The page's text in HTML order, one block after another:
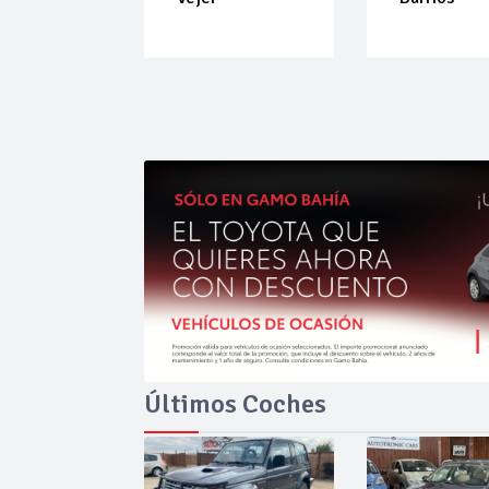
Últimos Coches